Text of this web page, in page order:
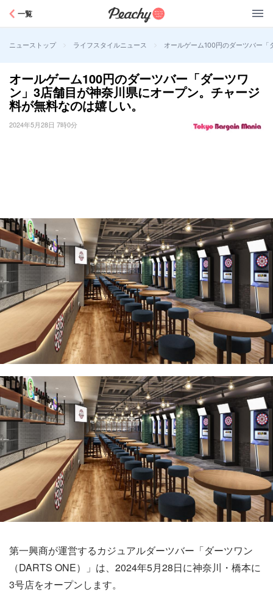
一覧
ニューストップ > ライフスタイルニュース > オールゲーム100円のダーツバー
オールゲーム100円のダーツバー「ダーツワ
ン」3店舗目が神奈川県にオープン。チャージ
料が無料なのは嬉しい。
2024年5月28日 7時0分
第一興商が運営するカジュアルダーツバー「ダーツワン
（DARTS ONE）」は、2024年5月28日に神奈川・橋本に
3号店をオープンします。